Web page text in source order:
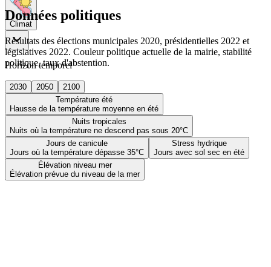
Climat
Horizon temporel
2030 2050
2100
Température été
Hausse de la température moyenne en été
Nuits tropicales
Nuits où la température ne descend pas sous 20°C
Jours de canicule
Jours où la température dépasse 35°C
Stress hydrique
Jours avec sol sec en été
Élévation niveau mer
Élévation prévue du niveau de la mer
Données politiques
Résultats des élections municipales 2020, présidentielles 2022 et
législatives 2022. Couleur politique actuelle de la mairie, stabilité
politique, taux d'abstention.